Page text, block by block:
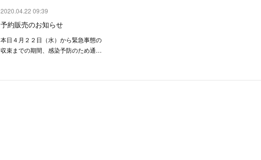
2020.04.22 09:39
予約販売のお知らせ
本日４月２２日（水）から緊急事態の
収束までの期間、感染予防のため通…